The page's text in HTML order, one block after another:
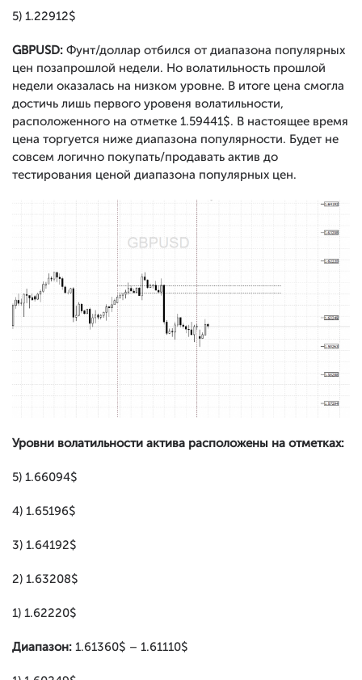
5) 1.22912$
GBPUSD: Фунт/доллар отбился от диапазона популярных
цен позапрошлой недели. Но волатильность прошлой
недели оказалась на низком уровне. В итоге цена смогла
достичь лишь первого уровеня волатильности,
расположенного на отметке 1.59441$. В настоящее время
цена торгуется ниже диапазона популярности. Будет не
совсем логично покупать/продавать актив до
тестирования ценой диапазона популярных цен.
Уровни волатильности актива расположены на отметках:
5) 1.66094$
4) 1.65196$
3) 1.64192$
2) 1.63208$
1) 1.62220$
Диапазон: 1.61360$ – 1.61110$